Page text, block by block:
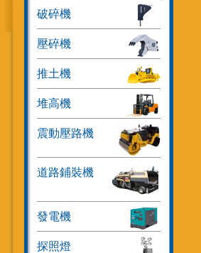
破碎機
壓碎機
推土機
堆高機
震動壓路機
道路鋪裝機
發電機
探照燈